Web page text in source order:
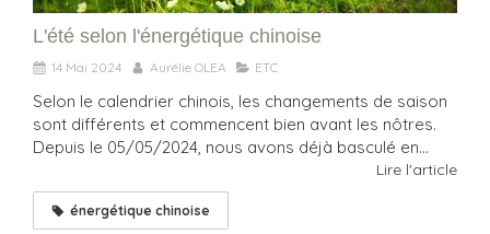
L'été selon l'énergétique chinoise
14 Mai 2024 Aurélie OLEA ETC
Selon le calendrier chinois, les changements de saison
sont différents et commencent bien avant les nôtres.
Depuis le 05/05/2024, nous avons déjà basculé en...
Lire l'article
énergétique chinoise